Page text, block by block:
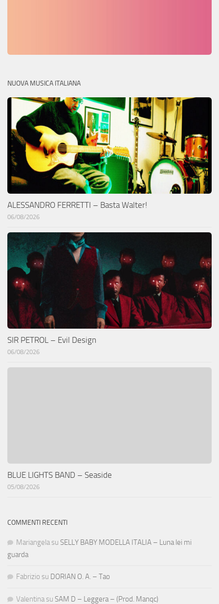
NUOVA MUSICA ITALIANA
ALESSANDRO FERRETTI – Basta Walter!
06/08/2026
SIR PETROL – Evil Design
06/08/2026
BLUE LIGHTS BAND – Seaside
05/08/2026
COMMENTI RECENTI
Mariangela su SELLY BABY MODELLA ITALIA – Luna lei mi
guarda
Fabrizio su DORIAN O. A. – Tao
Valentina su SAM D – Leggera – (Prod. Manqc)